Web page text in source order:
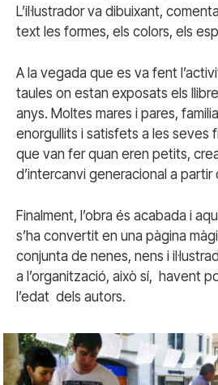
L’il·lustrador va dibuixant,
text les formes, els colors, els
A la vegada que es va fent
taules on estan exposats els
anys. Moltes mares i pares,
enorgullits i satisfets a les seves
que van fer quan eren petits,
d’intercanvi generacional a
Finalment, l’obra és acabada i
s’ha convertit en una pàgina
conjunta de nenes, nens i
a l’organització, això sí, havent
l’edat dels autors.